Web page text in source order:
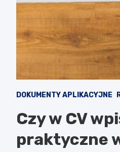
DOKUMENTY APLIKACYJNE
Czy w CV
praktyczne